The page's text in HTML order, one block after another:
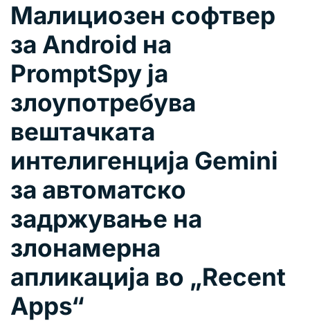
Малициозен софтвер
за Android на
PromptSpy ја
злоупотребува
вештачката
интелигенција Gemini
за автоматско
задржување на
злонамерна
апликација во „Recent
Apps“